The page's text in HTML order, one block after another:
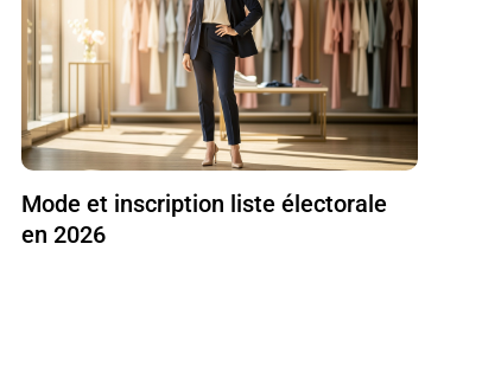
Mode et inscription liste électorale
en 2026